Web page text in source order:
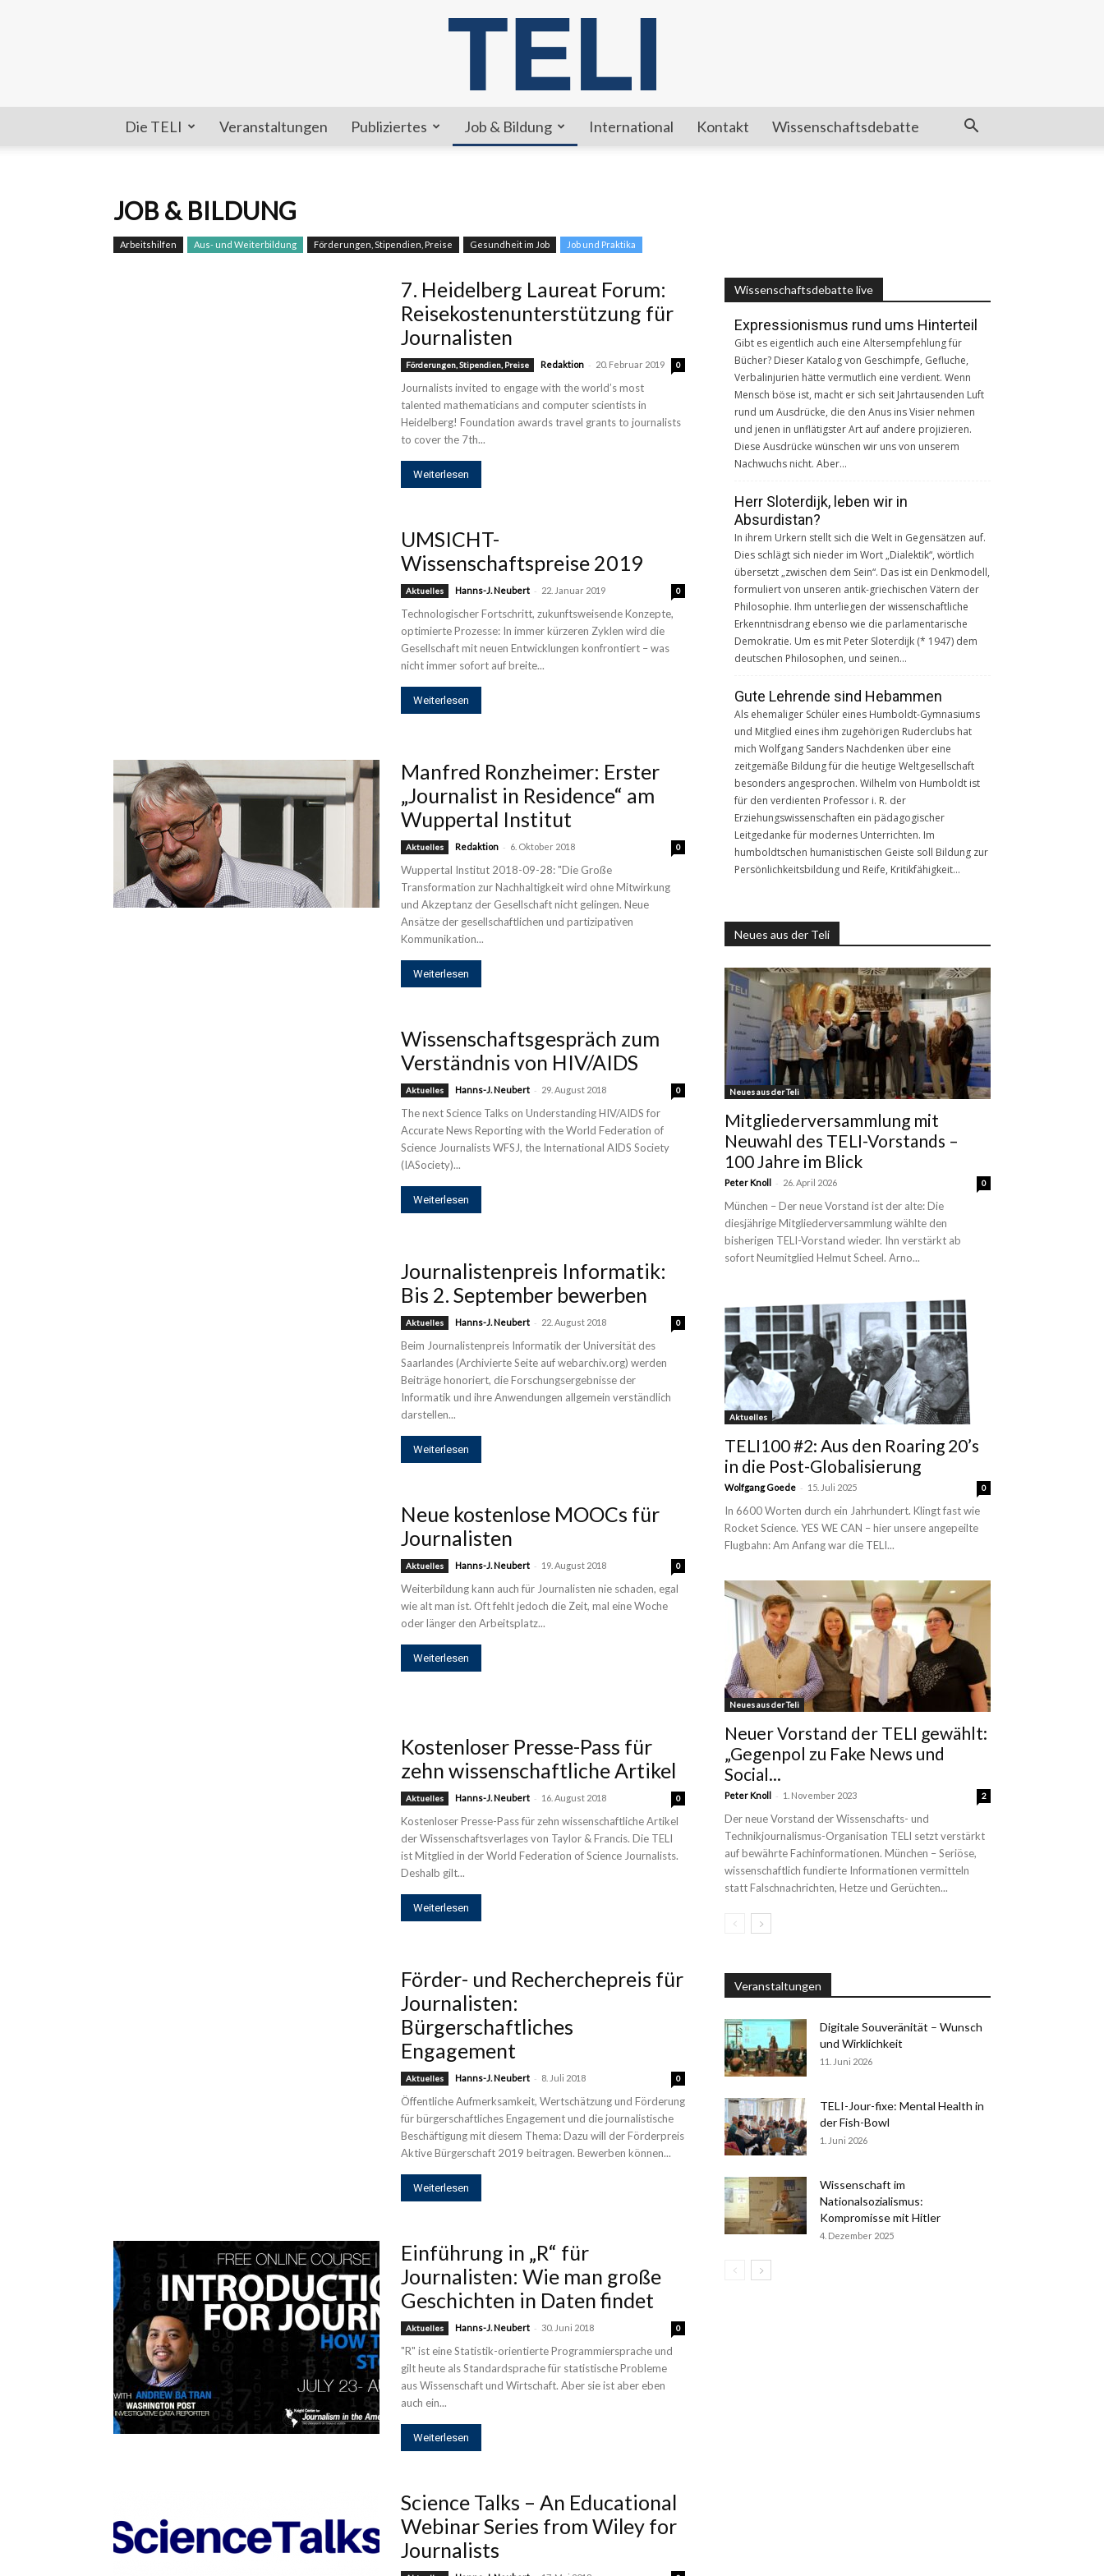
TELI
Die TELI Veranstaltungen Publiziertes Job & Bildung International Kontakt Wissenschaftsdebatte
JOB & BILDUNG
Arbeitshilfen Aus- und Weiterbildung Förderungen, Stipendien, Preise Gesundheit im Job Job und Praktika
7. Heidelberg Laureat Forum:
Reisekostenunterstützung für
Journalisten
Förderungen, Stipendien, Preise Redaktion - 20. Februar 2019 0
Journalists invited to engage with the world’s most
talented mathematicians and computer scientists in
Heidelberg! Foundation awards travel grants to journalists
to cover the 7th...
Weiterlesen
UMSICHT-
Wissenschaftspreise 2019
Aktuelles Hanns-J. Neubert - 22. Januar 2019 0
Technologischer Fortschritt, zukunftsweisende Konzepte,
optimierte Prozesse: In immer kürzeren Zyklen wird die
Gesellschaft mit neuen Entwicklungen konfrontiert – was
nicht immer sofort auf breite...
Weiterlesen
Manfred Ronzheimer: Erster
„Journalist in Residence“ am
Wuppertal Institut
Aktuelles Redaktion - 6. Oktober 2018 0
Wuppertal Institut 2018-09-28: "Die Große
Transformation zur Nachhaltigkeit wird ohne Mitwirkung
und Akzeptanz der Gesellschaft nicht gelingen. Neue
Ansätze der gesellschaftlichen und partizipativen
Kommunikation...
Weiterlesen
Wissenschaftsgespräch zum
Verständnis von HIV/AIDS
Aktuelles Hanns-J. Neubert - 29. August 2018 0
The next Science Talks on Understanding HIV/AIDS for
Accurate News Reporting with the World Federation of
Science Journalists WFSJ, the International AIDS Society
(IASociety)...
Weiterlesen
Journalistenpreis Informatik:
Bis 2. September bewerben
Aktuelles Hanns-J. Neubert - 22. August 2018 0
Beim Journalistenpreis Informatik der Universität des
Saarlandes (Archivierte Seite auf webarchiv.org) werden
Beiträge honoriert, die Forschungsergebnisse der
Informatik und ihre Anwendungen allgemein verständlich
darstellen...
Weiterlesen
Neue kostenlose MOOCs für
Journalisten
Aktuelles Hanns-J. Neubert - 19. August 2018 0
Weiterbildung kann auch für Journalisten nie schaden, egal
wie alt man ist. Oft fehlt jedoch die Zeit, mal eine Woche
oder länger den Arbeitsplatz...
Weiterlesen
Kostenloser Presse-Pass für
zehn wissenschaftliche Artikel
Aktuelles Hanns-J. Neubert - 16. August 2018 0
Kostenloser Presse-Pass für zehn wissenschaftliche Artikel
der Wissenschaftsverlages von Taylor & Francis. Die TELI
ist Mitglied in der World Federation of Science Journalists.
Deshalb gilt...
Weiterlesen
Förder- und Recherchepreis für
Journalisten:
Bürgerschaftliches
Engagement
Aktuelles Hanns-J. Neubert - 8. Juli 2018 0
Öffentliche Aufmerksamkeit, Wertschätzung und Förderung
für bürgerschaftliches Engagement und die journalistische
Beschäftigung mit diesem Thema: Dazu will der Förderpreis
Aktive Bürgerschaft 2019 beitragen. Bewerben können...
Weiterlesen
Einführung in „R“ für
Journalisten: Wie man große
Geschichten in Daten findet
Aktuelles Hanns-J. Neubert - 30. Juni 2018 0
"R" ist eine Statistik-orientierte Programmiersprache und
gilt heute als Standardsprache für statistische Probleme
aus Wissenschaft und Wirtschaft. Aber sie ist aber eben
auch ein...
Weiterlesen
Science Talks – An Educational
Webinar Series from Wiley for
Journalists
Wissenschaftsdebatte live
Expressionismus rund ums Hinterteil
Gibt es eigentlich auch eine Altersempfehlung für
Bücher? Dieser Katalog von Geschimpfe, Gefluche,
Verbalinjurien hätte vermutlich eine verdient. Wenn
Mensch böse ist, macht er sich seit Jahrtausenden Luft
rund um Ausdrücke, die den Anus ins Visier nehmen
und jenen in unflätigster Art auf andere projizieren.
Diese Ausdrücke wünschen wir uns von unserem
Nachwuchs nicht. Aber…
Herr Sloterdijk, leben wir in
Absurdistan?
In ihrem Urkern stellt sich die Welt in Gegensätzen auf.
Dies schlägt sich nieder im Wort „Dialektik“, wörtlich
übersetzt „zwischen dem Sein“. Das ist ein Denkmodell,
formuliert von unseren antik-griechischen Vätern der
Philosophie. Ihm unterliegen der wissenschaftliche
Erkenntnisdrang ebenso wie die parlamentarische
Demokratie. Um es mit Peter Sloterdijk (* 1947) dem
deutschen Philosophen, und seinen…
Gute Lehrende sind Hebammen
Als ehemaliger Schüler eines Humboldt-Gymnasiums
und Mitglied eines ihm zugehörigen Ruderclubs hat
mich Wolfgang Sanders Nachdenken über eine
zeitgemäße Bildung für die heutige Weltgesellschaft
besonders angesprochen. Wilhelm von Humboldt ist
für den verdienten Professor i. R. der
Erziehungswissenschaften ein pädagogischer
Leitgedanke für modernes Unterrichten. Im
humboldtschen humanistischen Geiste soll Bildung zur
Persönlichkeitsbildung und Reife, Kritikfähigkeit…
Neues aus der Teli
Neues aus der Teli
Mitgliederversammlung mit
Neuwahl des TELI-Vorstands –
100 Jahre im Blick
Peter Knoll - 26. April 2026 0
München – Der neue Vorstand ist der alte: Die
diesjährige Mitgliederversammlung wählte den
bisherigen TELI-Vorstand wieder. Ihn verstärkt ab
sofort Neumitglied Helmut Scheel. Arno...
Aktuelles
TELI100 #2: Aus den Roaring 20’s
in die Post-Globalisierung
Wolfgang Goede - 15. Juli 2025 0
In 6600 Worten durch ein Jahrhundert. Klingt fast wie
Rocket Science. YES WE CAN – hier unsere angepeilte
Flugbahn: Am Anfang war die TELI...
Neues aus der Teli
Neuer Vorstand der TELI gewählt:
„Gegenpol zu Fake News und
Social...
Peter Knoll - 1. November 2023 2
Der neue Vorstand der Wissenschafts- und
Technikjournalismus-Organisation TELI setzt verstärkt
auf bewährte Fachinformationen. München – Seriöse,
wissenschaftlich fundierte Informationen vermitteln
statt Falschnachrichten, Hetze und Gerüchten...
Veranstaltungen
Digitale Souveränität – Wunsch
und Wirklichkeit
11. Juni 2026
TELI-Jour-fixe: Mental Health in
der Fish-Bowl
1. Juni 2026
Wissenschaft im
Nationalsozialismus:
Kompromisse mit Hitler
4. Dezember 2025